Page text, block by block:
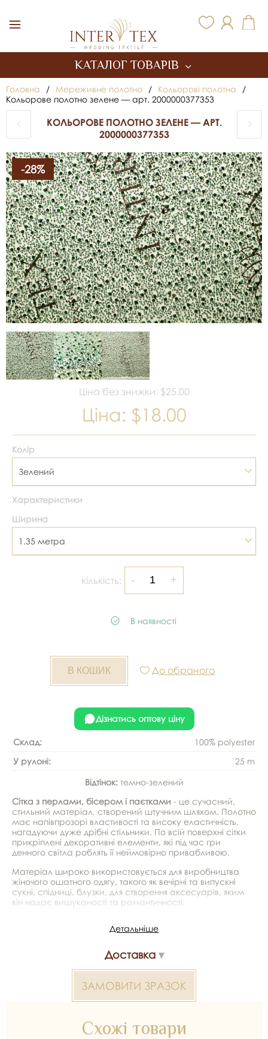
КАТАЛОГ ТОВАРІВ
Головна / Мереживне полотно / Кольорові полотна
/
Кольорове полотно зелене — арт. 2000000377353
КОЛЬОРОВЕ ПОЛОТНО ЗЕЛЕНЕ — АРТ.
2000000377353
-28%
Ціна без знижки: $25.00
Ціна: $18.00
Колір
Зелений
Характеристики
Ширина
1.35 метра
кількість:
В наявності
До обраного
Дізнатись оптову ціну
Склад:
100% polyester
У рулоні:
25 m
Відтінок:темно-зелений
Сітка з перлами, бісером і паєтками - це сучасний,
стильний матеріал, створений штучним шляхом. Полотно
має напівпрозорі властивості та високу еластичність,
нагадуючи дуже дрібні стільники. По всій поверхні сітки
прикріплені декоративні елементи, які під час гри
денного світла роблять її неймовірно привабливою.
Матеріал широко використовується для виробництва
жіночого ошатного одягу, такого як вечірні та випускні
сукні, спідниці, блузки, для створення аксесуарів, яким
він надає вишуканості та романтичності.
весільних суконь, декору та колекцій ательє. Доступний
оптом і в роздріб в Inter Tex, SKU 377377.
Детальніше
Доставка
ЗАМОВИТИ ЗРАЗОК
Схожі товари